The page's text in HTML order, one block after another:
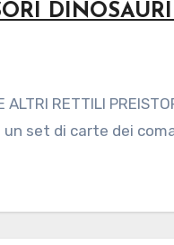
ALTRI RETTILI
set di carte dei